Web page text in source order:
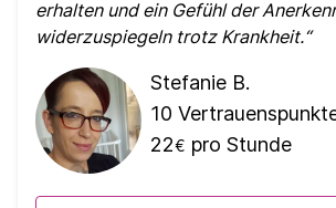
erhalten und ein Gefühl der
widerzuspiegeln trotz Krankheit.
Stefanie B.
10
22€ pro Stunde